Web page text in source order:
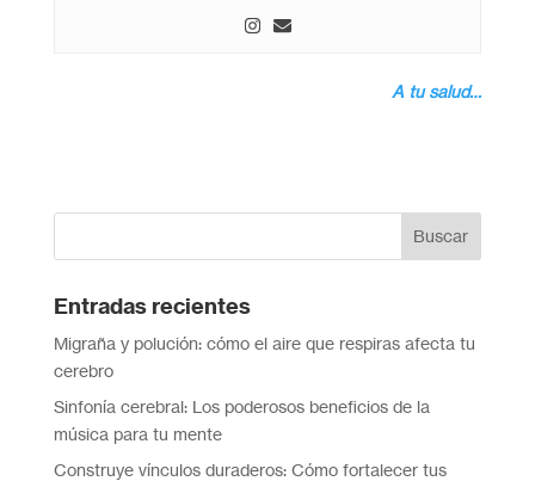
A tu salud…
Entradas recientes
Migraña y polución: cómo el aire que respiras afecta tu
cerebro
Sinfonía cerebral: Los poderosos beneficios de la
música para tu mente
Construye vínculos duraderos: Cómo fortalecer tus